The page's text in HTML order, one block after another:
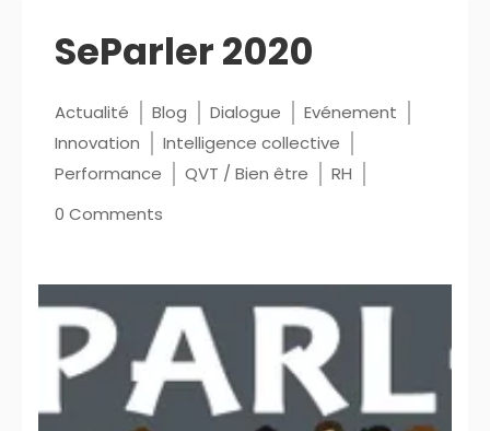
SeParler 2020
Actualité Blog Dialogue
Evénement
Innovation
Intelligence collective
Performance
QVT / Bien être
RH
0 Comments